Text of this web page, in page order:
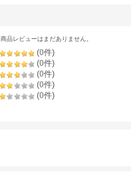
商品レビューはまだありません。
(0件)
(0件)
(0件)
(0件)
(0件)